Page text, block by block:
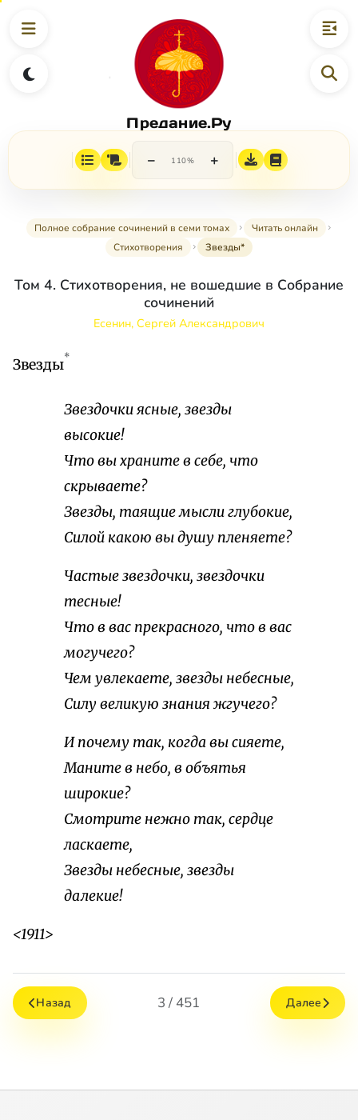
Предание.Ру
− 110% +
Полное собрание сочинений в семи томах
Читать онлайн
Стихотворения
Звезды*
Том 4. Стихотворения, не вошедшие в Собрание
сочинений
Есенин, Сергей Александрович
Звезды*
Звездочки ясные, звезды
высокие!
Что вы храните в себе, что
скрываете?
Звезды, таящие мысли глубокие,
Силой какою вы душу пленяете?
Частые звездочки, звездочки
тесные!
Что в вас прекрасного, что в вас
могучего?
Чем увлекаете, звезды небесные,
Силу великую знания жгучего?
И почему так, когда вы сияете,
Маните в небо, в объятья
широкие?
Смотрите нежно так, сердце
ласкаете,
Звезды небесные, звезды
далекие!
<1911>
Назад 3 / 451 Далее